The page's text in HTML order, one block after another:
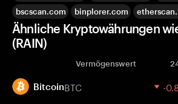
bscscan.com
binplorer.com
Ähnliche Kryptowährungen
(RAIN)
Vermögenswert
BitcoinBTC -